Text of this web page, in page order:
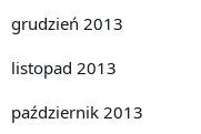
grudzień 2013
listopad 2013
październik 2013